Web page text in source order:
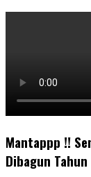
Mantappp !!
Dibagun